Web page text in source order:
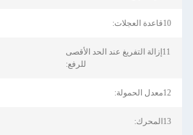
10قاعدة العجلات:
11إزالة التفريغ عند الحد الأقصى
للرفع:
12معدل الحمولة:
13المحرك: